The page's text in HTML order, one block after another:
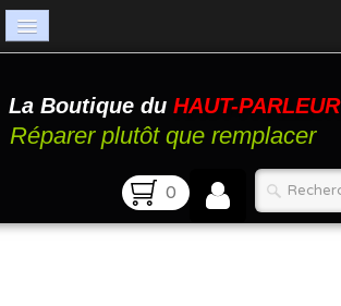
Catalogue
Atelier
La Boutique du HAUT-PARLEUR
Réparer plutôt que remplacer
0